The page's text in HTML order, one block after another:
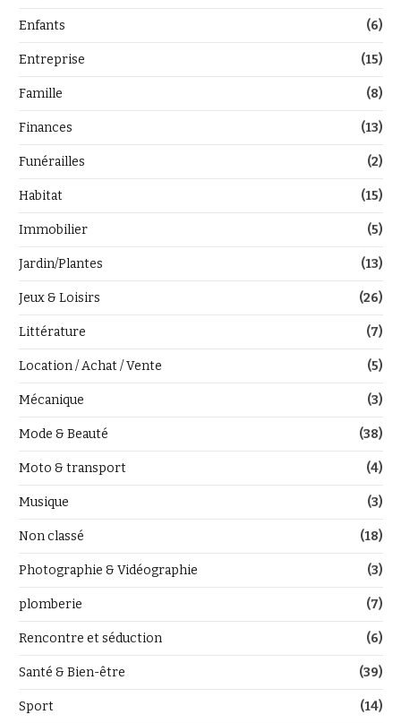
Enfants (6)
Entreprise (15)
Famille (8)
Finances (13)
Funérailles (2)
Habitat (15)
Immobilier (5)
Jardin/Plantes (13)
Jeux & Loisirs (26)
Littérature (7)
Location / Achat / Vente (5)
Mécanique (3)
Mode & Beauté (38)
Moto & transport (4)
Musique (3)
Non classé (18)
Photographie & Vidéographie (3)
plomberie (7)
Rencontre et séduction (6)
Santé & Bien-être (39)
Sport (14)